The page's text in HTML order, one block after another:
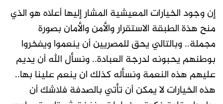
إن وجود الخيارات المعيشية المشار إليها أعلاه هو الذي
منح هذة الطبقة الاستقرار والأمن والأمان بصورة
مجملة.. وبالتالي يحق للمصريين أن ينعموا ويفخروا
بوطنهم يحبونه لدرجة العبادة.. ونسأل الله أن يديم
عليهم هذه النعمة ونسأله كذلك ان ينعم علينا بها..
هذه الخيارات لا يمكن أن تأتي بالصدفة فلاشك أن